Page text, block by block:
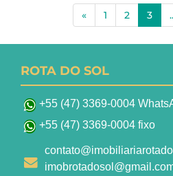
« 1 2 3
ROTA DO SOL
+55 (47) 3369-0004
+55 (47) 3369-0004 fixo